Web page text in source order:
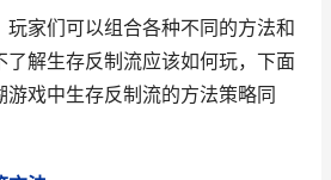
家们可以组合各种不同的方法和
解生存反制流应该如何玩，下面
戏中生存反制流的方法策略同